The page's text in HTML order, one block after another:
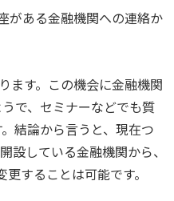
がある金融機関への連絡か
ます。この機会に金融機関
で、セミナーなどでも質
結論から言うと、現在つ
設している金融機関から、
することは可能です。